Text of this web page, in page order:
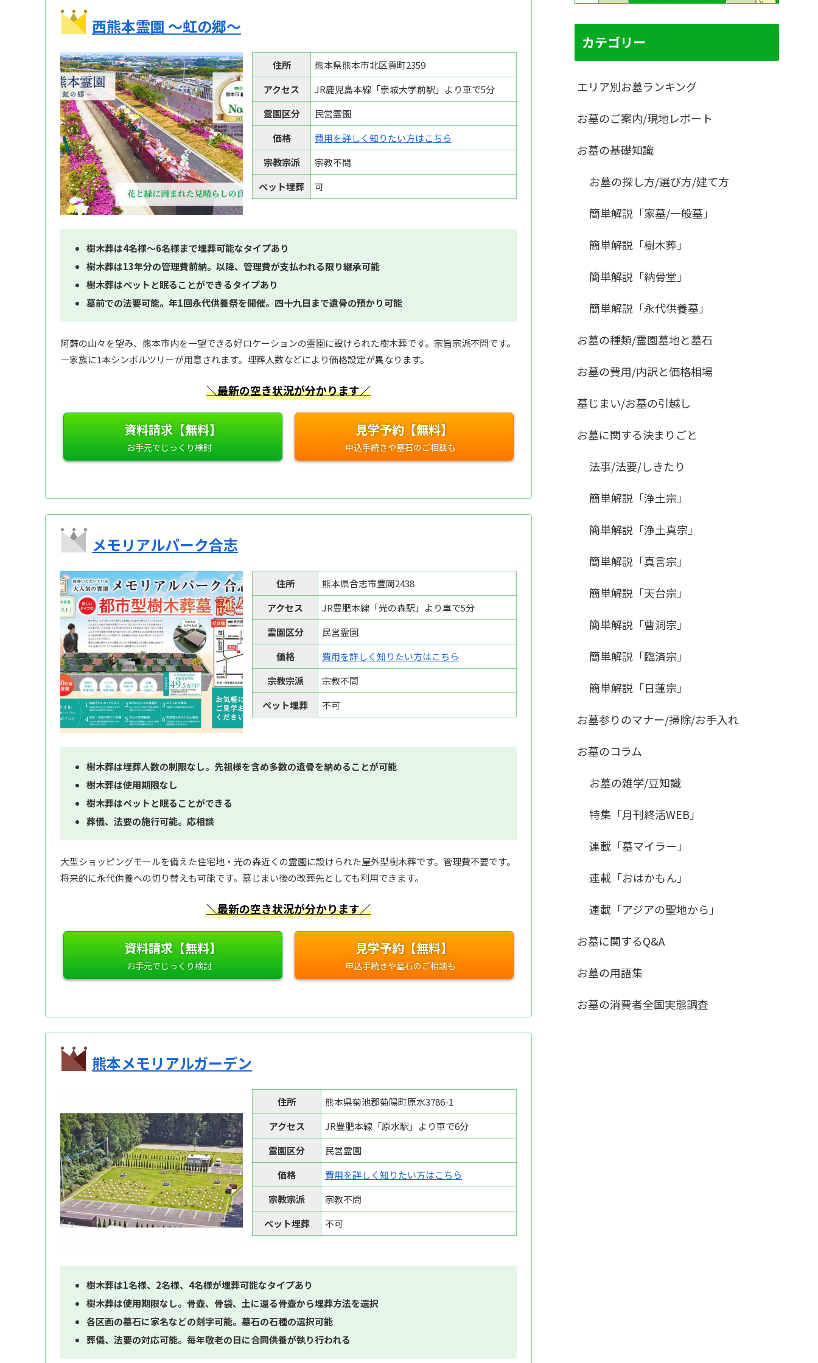
西熊本霊園 ～虹の郷～
住所
熊本県熊本市北区貢町2359
アクセス
JR鹿児島本線「崇城大学前駅」より車で5分
霊園区分
民営霊園
価格
費用を詳しく知りたい方はこちら
宗教宗派
宗教不問
ペット埋葬
可
樹木葬は4名様～6名様まで埋葬可能なタイプあり
樹木葬は13年分の管理費前納。以降、管理費が支払われる限り継承可能
樹木葬はペットと眠ることができるタイプあり
墓前での法要可能。年1回永代供養祭を開催。四十九日まで遺骨の預かり可能
阿蘇の山々を望み、熊本市内を一望できる好ロケーションの霊園に設けられた樹木葬です。宗旨宗派不問です。
一家族に1本シンボルツリーが用意されます。埋葬人数などにより価格設定が異なります。
＼最新の空き状況が分かります／
資料請求【無料】 見学予約【無料】
メモリアルパーク合志
住所
熊本県合志市豊岡2438
アクセス
JR豊肥本線「光の森駅」より車で5分
霊園区分
民営霊園
価格
費用を詳しく知りたい方はこちら
宗教宗派
宗教不問
ペット埋葬
不可
樹木葬は埋葬人数の制限なし。先祖様を含め多数の遺骨を納めることが可能
樹木葬は使用期限なし
樹木葬はペットと眠ることができる
葬儀、法要の施行可能。応相談
大型ショッピングモールを備えた住宅地・光の森近くの霊園に設けられた屋外型樹木葬です。管理費不要です。
将来的に永代供養への切り替えも可能です。墓じまい後の改葬先としても利用できます。
＼最新の空き状況が分かります／
資料請求【無料】 見学予約【無料】
熊本メモリアルガーデン
住所
熊本県菊池郡菊陽町原水3786-1
アクセス
JR豊肥本線「原水駅」より車で6分
霊園区分
民営霊園
価格
費用を詳しく知りたい方はこちら
宗教宗派
宗教不問
ペット埋葬
不可
樹木葬は1名様、2名様、4名様が埋葬可能なタイプあり
樹木葬は使用期限なし。骨壺、骨袋、土に還る骨壺から埋葬方法を選択
各区画の墓石に家名などの刻字可能。墓石の石種の選択可能
葬儀、法要の対応可能。毎年敬老の日に合同供養が執り行われる
カテゴリー
エリア別お墓ランキング
お墓のご案内/現地レポート
お墓の基礎知識
お墓の探し方/選び方/建て方
簡単解説「家墓/一般墓」
簡単解説「樹木葬」
簡単解説「納骨堂」
簡単解説「永代供養墓」
お墓の種類/霊園墓地と墓石
お墓の費用/内訳と価格相場
墓じまい/お墓の引越し
お墓に関する決まりごと
法事/法要/しきたり
簡単解説「浄土宗」
簡単解説「浄土真宗」
簡単解説「真言宗」
簡単解説「天台宗」
簡単解説「曹洞宗」
簡単解説「臨済宗」
簡単解説「日蓮宗」
お墓参りのマナー/掃除/お手入れ
お墓のコラム
お墓の雑学/豆知識
特集「月刊終活WEB」
連載「墓マイラー」
連載「おはかもん」
連載「アジアの聖地から」
お墓に関するQ&A
お墓の用語集
お墓の消費者全国実態調査